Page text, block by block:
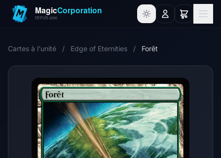
Cartes à l'unité / Edge of Eternities / Forêt